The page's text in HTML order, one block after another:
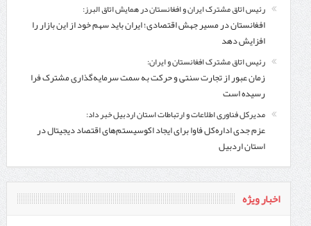
رئیس اتاق مشترک ایران و افغانستان در همایش اتاق البرز:
افغانستان در مسیر جهش اقتصادی؛ ایران باید سهم خود از این بازار را
افزایش دهد
رئیس اتاق مشترک افغانستان و ایران:
زمان عبور از تجارت سنتی و حرکت به سمت سرمایه‌گذاری مشترک فرا
رسیده است
مدیرکل فناوری اطلاعات و ارتباطات استان اردبیل خبر داد:
عزم جدی اداره‌کل فاوا برای ایجاد اکوسیستم‌های اقتصاد دیجیتال در
استان اردبیل
اخبار ویژه